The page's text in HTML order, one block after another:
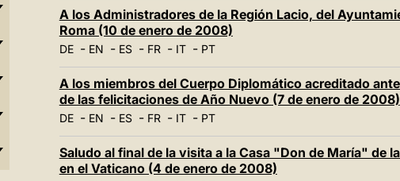
A los Administradores de la Región Lacio, del
Roma (10 de enero de 2008)
DE- EN - ES- FR- IT- PT
A los miembros del Cuerpo Diplomático acreditado
de las felicitaciones de Año Nuevo (7 de enero de 2008)
DE- EN - ES- FR- IT- PT
Saludo al final de la visita a la Casa "Don de María" de
en el Vaticano (4 de enero de 2008)